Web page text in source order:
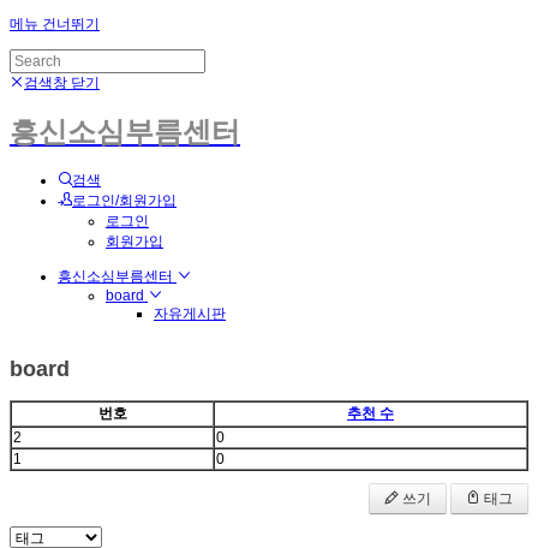
메뉴 건너뛰기
검색창 닫기
흥신소심부름센터
검색
로그인/회원가입
로그인
회원가입
흥신소심부름센터
board
자유게시판
board
번호
추천 수
2
0
1
0
쓰기 태그